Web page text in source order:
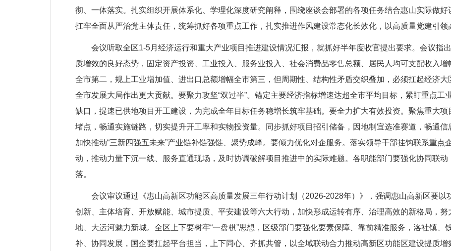
彻、一体落实。扎实组织开展体系化、学理化深度研究阐释，围绕座谈会部署的各项任务结合惠山实际做
扛牢全面从严治党主体责任，统筹抓好各项重点工作，扎实推进作风建设常态化长效化，以高质量党建引领
会议听取全区1-5月经济运行和重大产业项目推进建设情况汇报，就抓好半年度收官提出要求。会议指
质增效的良好态势，固定资产投资、工业投入、服务业投入、社会消费品零售总额、居民人均可支配收入
全市第二，规上工业增加值、进出口总额增幅全市第三，但周期性、结构性矛盾交织叠加，必须扛起经济
全市发展大局作出更大贡献。要聚力攻坚“双过半”。锚定主要经济指标增速达超全市平均目标，紧盯重点工
缺口，提速已供地项目开工建设，为完成全年目标任务稳增长筑牢基础。要全力扩大有效投资。聚焦重大项
堵点，畅通实施链路，切实提升开工率和实物投资量。同步抓好项目招引储备，因地制宜选准赛道，畅通信
加快推动“三新四强五未来”产业链补链强链、聚势成峰。要倾力优化对企服务。落实领导干部挂钩联系重点
动，推动力量下沉一线、服务直通现场，及时协调破解项目推进中的实际难题。各职能部门要强化协同联
落。
会议审议通过《惠山高新区功能区高质量发展三年行动计划（2026-2028年）》，强调惠山高新区要以
创新、主体培育、开放赋能、城市提质、平安建设等六大行动，加快形成运转有序、治理高效的新格局，
地、大运河魅力新城。全区上下要树牢“一盘棋”思想，区级部门要强化要素保障、靠前精准服务，洛社镇、
补、协同发展，国企要扛起平台担当，上下同心、齐抓共管，以全域联动合力推动高新区功能区建设提质增